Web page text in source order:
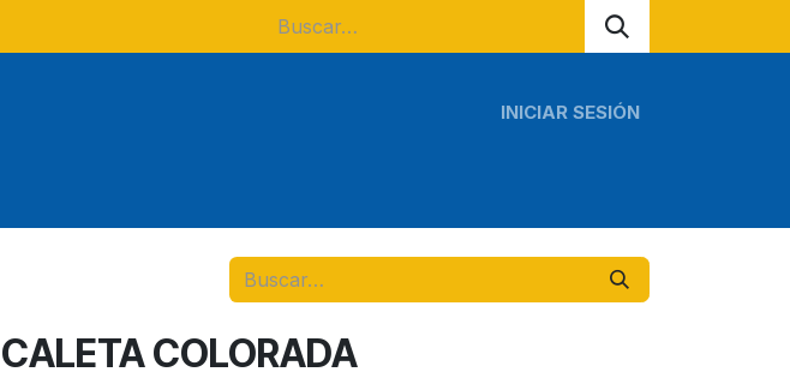
INICIAR SESIÓN
CALETA COLORADA